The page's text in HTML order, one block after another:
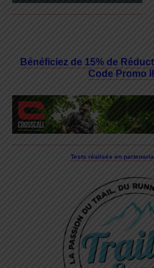
Bénéficiez de 15% de
Code Promo
Tests réalisés en